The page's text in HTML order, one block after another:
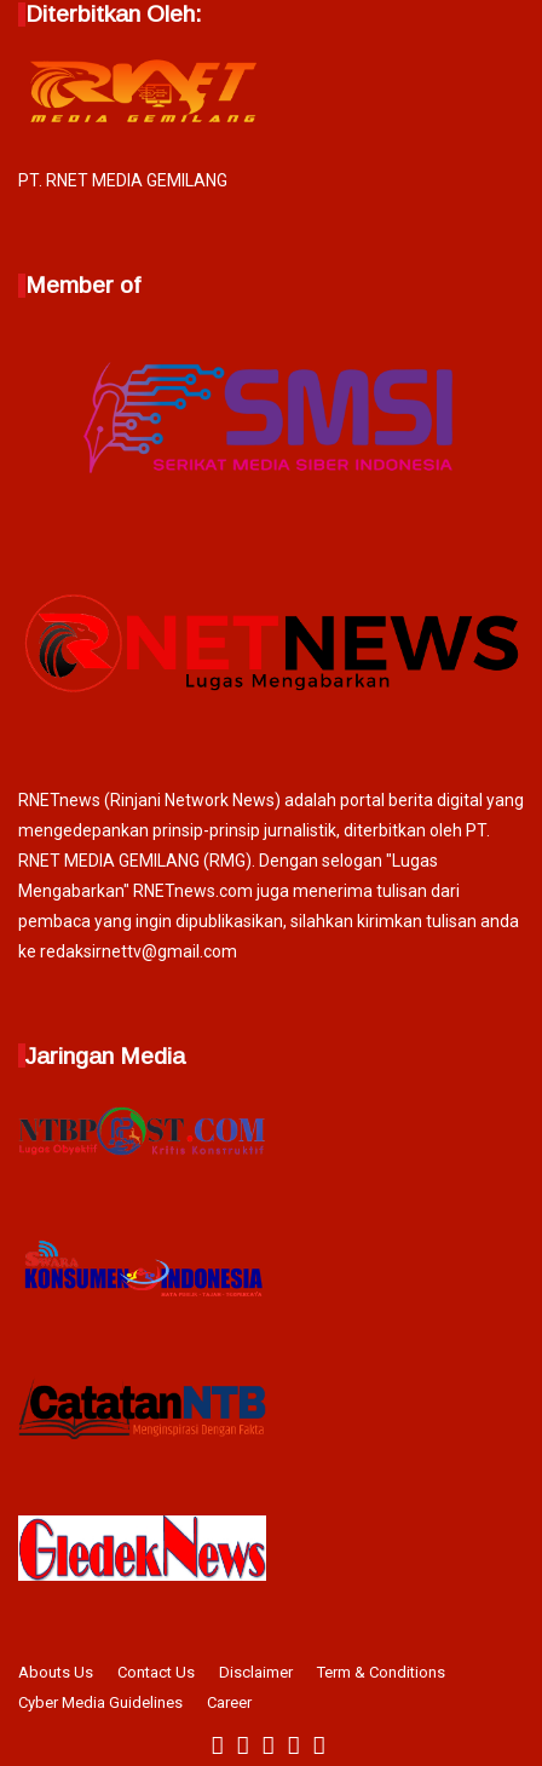
Diterbitkan Oleh:
PT. RNET MEDIA GEMILANG
Member of
RNETnews (Rinjani Network News) adalah portal berita digital yang
mengedepankan prinsip-prinsip jurnalistik, diterbitkan oleh PT.
RNET MEDIA GEMILANG (RMG). Dengan selogan "Lugas
Mengabarkan" RNETnews.com juga menerima tulisan dari
pembaca yang ingin dipublikasikan, silahkan kirimkan tulisan anda
ke redaksirnettv@gmail.com
Jaringan Media
Abouts Us Contact Us Disclaimer
Term & Conditions
Cyber Media Guidelines
Career